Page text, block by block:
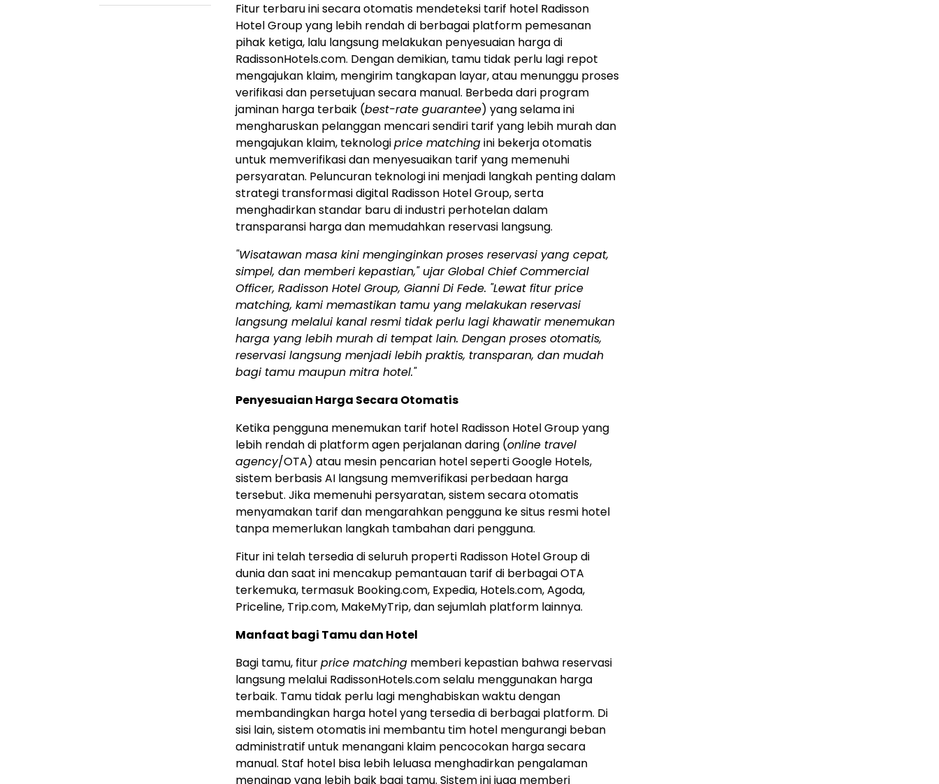
Fitur terbaru ini secara otomatis mendeteksi tarif hotel Radisson
Hotel Group yang lebih rendah di berbagai platform pemesanan
pihak ketiga, lalu langsung melakukan penyesuaian harga di
RadissonHotels.com. Dengan demikian, tamu tidak perlu lagi repot
mengajukan klaim, mengirim tangkapan layar, atau menunggu proses
verifikasi dan persetujuan secara manual. Berbeda dari program
jaminan harga terbaik (best-rate guarantee) yang selama ini
mengharuskan pelanggan mencari sendiri tarif yang lebih murah dan
mengajukan klaim, teknologiprice matchingini bekerja otomatis
untuk memverifikasi dan menyesuaikan tarif yang memenuhi
persyaratan. Peluncuran teknologi ini menjadi langkah penting dalam
strategi transformasi digital Radisson Hotel Group, serta
menghadirkan standar baru di industri perhotelan dalam
transparansi harga dan memudahkan reservasi langsung.
"Wisatawan masa kini menginginkan proses reservasi yang cepat,
simpel, dan memberi kepastian," ujar Global Chief Commercial
Officer, Radisson Hotel Group, Gianni Di Fede. "Lewat fitur price
matching, kami memastikan tamu yang melakukan reservasi
langsung melalui kanal resmi tidak perlu lagi khawatir menemukan
harga yang lebih murah di tempat lain. Dengan proses otomatis,
reservasi langsung menjadi lebih praktis, transparan, dan mudah
bagi tamu maupun mitra hotel."
Penyesuaian Harga Secara Otomatis
Ketika pengguna menemukan tarif hotel Radisson Hotel Group yang
lebih rendah di platform agen perjalanan daring (online travel
agency/OTA) atau mesin pencarian hotel seperti Google Hotels,
sistem berbasis AI langsung memverifikasi perbedaan harga
tersebut. Jika memenuhi persyaratan, sistem secara otomatis
menyamakan tarif dan mengarahkan pengguna ke situs resmi hotel
tanpa memerlukan langkah tambahan dari pengguna.
Fitur ini telah tersedia di seluruh properti Radisson Hotel Group di
dunia dan saat ini mencakup pemantauan tarif di berbagai OTA
terkemuka, termasuk Booking.com, Expedia, Hotels.com, Agoda,
Priceline, Trip.com, MakeMyTrip, dan sejumlah platform lainnya.
Manfaat bagi Tamu dan Hotel
Bagi tamu, fiturprice matching memberi kepastian bahwa reservasi
langsung melalui RadissonHotels.com selalu menggunakan harga
terbaik. Tamu tidak perlu lagi menghabiskan waktu dengan
membandingkan harga hotel yang tersedia di berbagai platform. Di
sisi lain, sistem otomatis ini membantu tim hotel mengurangi beban
administratif untuk menangani klaim pencocokan harga secara
manual. Staf hotel bisa lebih leluasa menghadirkan pengalaman
menginap yang lebih baik bagi tamu. Sistem ini juga memberi